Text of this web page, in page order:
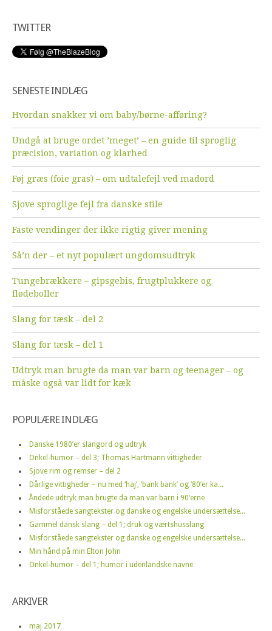
TWITTER
SENESTE INDLÆG
Hvordan snakker vi om baby/børne-afføring?
Undgå at bruge ordet ’meget’ – en guide til sproglig
præcision, variation og klarhed
Føj græs (foie gras) – om udtalefejl ved madord
Sjove sproglige fejl fra danske stile
Faste vendinger der ikke rigtig giver mening
Så’n der – et nyt populært ungdomsudtryk
Tungebrækkere – gipsgebis, frugtplukkere og
flødeboller
Slang for tæsk – del 2
Slang for tæsk – del 1
Udtryk man brugte da man var barn og teenager – og
måske også var lidt for kæk
POPULÆRE INDLÆG
Danske 1980’er slangord og udtryk
Onkel-humor – del 3; Thomas Hartmann vittigheder
Sjove rim og remser – del 2
Dårlige vittigheder – nu med ‘haj’, ‘bank bank’ og ’80’er ka...
Åndede udtryk man brugte da man var barn i 90’erne
Misforståede sangtekster og danske og engelske undersættelse...
Gammel dansk slang – del 1; druk og værtshusslang
Misforståede sangtekster og danske og engelske undersættelse...
Min hånd på min Elton John
Onkel-humor – del 1; humor i udenlandske navne
ARKIVER
maj 2017